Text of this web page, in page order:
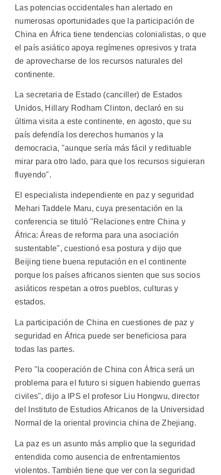
Las potencias occidentales han alertado en
numerosas oportunidades que la participación de
China en África tiene tendencias colonialistas, o que
el país asiático apoya regímenes opresivos y trata
de aprovecharse de los recursos naturales del
continente.
La secretaria de Estado (canciller) de Estados
Unidos, Hillary Rodham Clinton, declaró en su
última visita a este continente, en agosto, que su
país defendía los derechos humanos y la
democracia, "aunque sería más fácil y redituable
mirar para otro lado, para que los recursos siguieran
fluyendo".
El especialista independiente en paz y seguridad
Mehari Taddele Maru, cuya presentación en la
conferencia se tituló "Relaciones entre China y
África: Áreas de reforma para una asociación
sustentable", cuestionó esa postura y dijo que
Beijing tiene buena reputación en el continente
porque los países africanos sienten que sus socios
asiáticos respetan a otros pueblos, culturas y
estados.
La participación de China en cuestiones de paz y
seguridad en África puede ser beneficiosa para
todas las partes.
Pero "la cooperación de China con África será un
problema para el futuro si siguen habiendo guerras
civiles", dijo a IPS el profesor Liu Hongwu, director
del Instituto de Estudios Africanos de la Universidad
Normal de la oriental provincia china de Zhejiang.
La paz es un asunto más amplio que la seguridad
entendida como ausencia de enfrentamientos
violentos. También tiene que ver con la seguridad